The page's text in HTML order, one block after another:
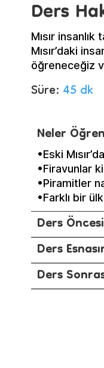
Ders
Mısır
Mısır’daki
öğreneceğiz
Süre:45 dk
Neler
•Eski
•Firavunlar
•Piramitler
•Farklı bir
Ders Öncesi
Ders
Ders